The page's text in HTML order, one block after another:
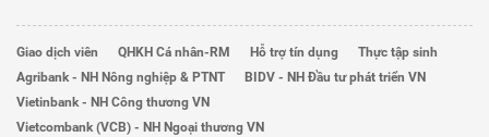
Giao dịch viên QHKH Cá nhân-RM Hỗ trợ tín dụng
Thực tập sinh
Agribank - NH Nông nghiệp & PTNT
BIDV - NH Đầu tư phát triển VN
Vietinbank - NH Công thương VN
Vietcombank (VCB) - NH Ngoại thương VN